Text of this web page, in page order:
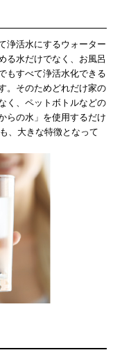
浄活水にするウォーター
る水だけでなく、お風呂
もすべて浄活水化できる
。そのためどれだけ家の
く、ペットボトルなどの
らの水」を使用するだけ
、大きな特徴となって